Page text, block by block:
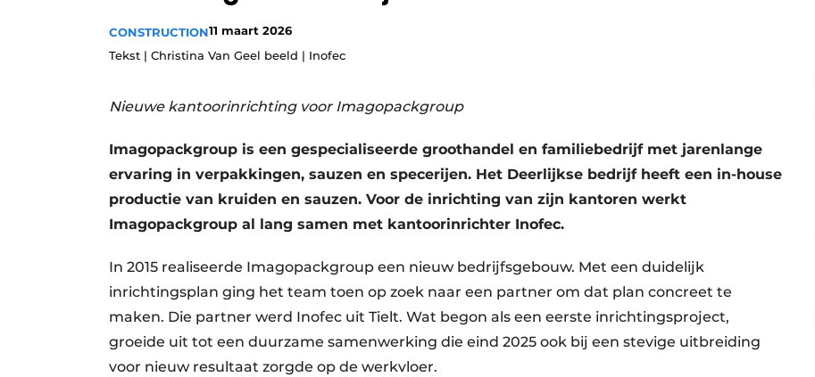
Vacature aanmelden
Video’s
CONSTRUCTION11 maart 2026
Tekst | Christina Van Geel beeld | Inofec
Nieuwe kantoorinrichting voor Imagopackgroup
Imagopackgroup is een gespecialiseerde groothandel en familiebedrijf met jarenlange
ervaring in verpakkingen, sauzen en specerijen. Het Deerlijkse bedrijf heeft een in-house
productie van kruiden en sauzen. Voor de inrichting van zijn kantoren werkt
Imagopackgroup al lang samen met kantoorinrichter Inofec.
In 2015 realiseerde Imagopackgroup een nieuw bedrijfsgebouw. Met een duidelijk
inrichtingsplan ging het team toen op zoek naar een partner om dat plan concreet te
maken. Die partner werd Inofec uit Tielt. Wat begon als een eerste inrichtingsproject,
groeide uit tot een duurzame samenwerking die eind 2025 ook bij een stevige uitbreiding
voor nieuw resultaat zorgde op de werkvloer.